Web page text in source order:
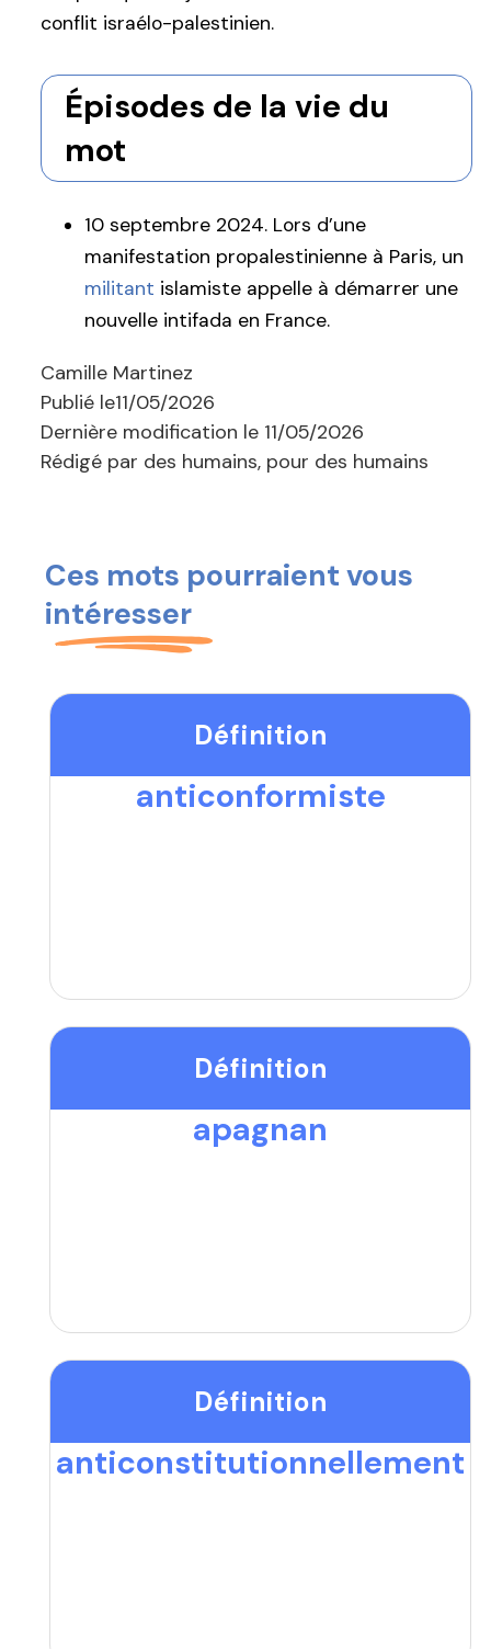
conflit israélo-palestinien.
Épisodes de la vie du
mot
10 septembre 2024. Lors d’une
manifestation propalestinienne à Paris, un
militant islamiste appelle à démarrer une
nouvelle intifada en France.
Camille Martinez
Publié le11/05/2026
Dernière modification le 11/05/2026
Rédigé par des humains, pour des humains
Ces mots pourraient vous
intéresser
Définition
anticonformiste
Définition
apagnan
Définition
anticonstitutionnellement